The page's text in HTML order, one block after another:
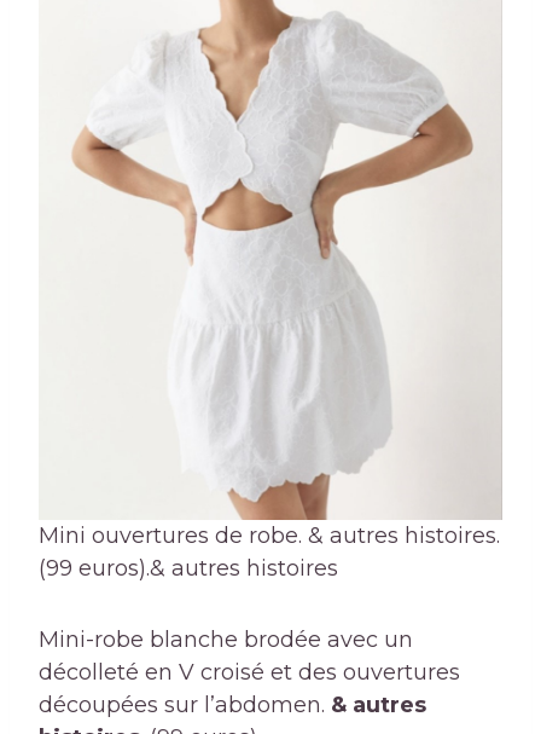
Mini ouvertures de robe. & autres histoires.
(99 euros).& autres histoires
Mini-robe blanche brodée avec un
décolleté en V croisé et des ouvertures
découpées sur l’abdomen. & autres